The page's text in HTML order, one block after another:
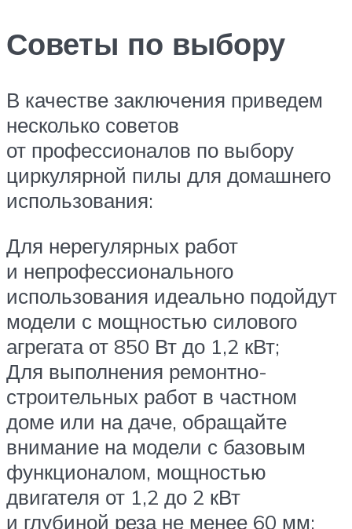
Советы по выбору
В качестве заключения приведем
несколько советов
от профессионалов по выбору
циркулярной пилы для домашнего
использования:
Для нерегулярных работ
и непрофессионального
использования идеально подойдут
модели с мощностью силового
агрегата от 850 Вт до 1,2 кВт;
Для выполнения ремонтно-
строительных работ в частном
доме или на даче, обращайте
внимание на модели с базовым
функционалом, мощностью
двигателя от 1,2 до 2 кВт
и глубиной реза не менее 60 мм;